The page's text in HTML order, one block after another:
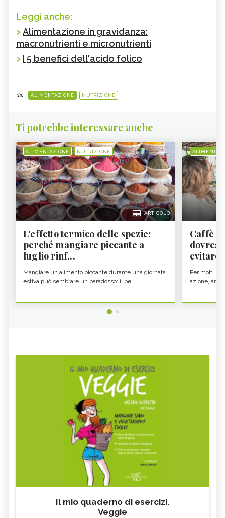
Leggi anche:
>Alimentazione in gravidanza:
macronutrienti e micronutrienti
> I 5 benefici dell'acido folico
da: ALIMENTAZIONE NUTRIZIONE
Ti potrebbe interessare anche
ALIMENTAZIONE NUTRIZIONE
ARTICOLO
L'effetto termico delle spezie:
perché mangiare piccante a
luglio rinf...
Mangiare un alimento piccante durante una giornata
estiva può sembrare un paradosso: il pe...
Caffè
evitare
Per molti il
azione,
Il mio quaderno di esercizi.
Veggie